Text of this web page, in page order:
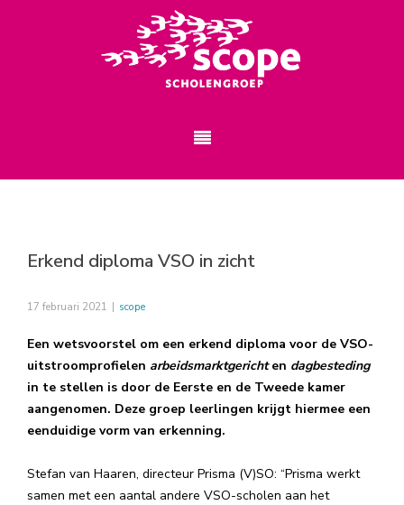
Erkend diploma VSO in zicht
17 februari 2021 | scope
Een wetsvoorstel om een erkend diploma voor de VSO-
uitstroomprofielen arbeidsmarktgerichten dagbesteding
in te stellen is door de Eerste en de Tweede kamer
aangenomen. Deze groep leerlingen krijgt hiermee een
eenduidige vorm van erkenning.
Stefan van Haaren, directeur Prisma (V)SO: “Prisma werkt
samen met een aantal andere VSO-scholen aan het